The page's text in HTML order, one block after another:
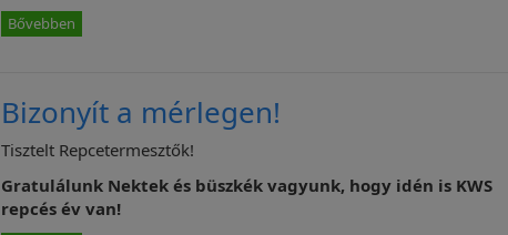
Bővebben
Bizonyít a mérlegen!
Tisztelt Repcetermesztők!
Gratulálunk Nektek és büszkék vagyunk, hogy idén is KWS
repcés év van!